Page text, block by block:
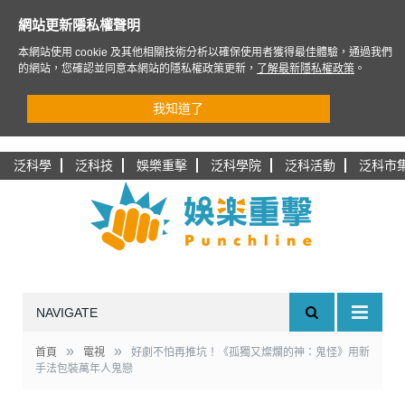
泛科學 泛科技 娛樂重擊 泛科學院 泛科活動 泛科市
NAVIGATE
首頁 » 電視 »
好劇不怕再推坑！《孤獨又燦爛的神：鬼怪》用新
手法包裝萬年人鬼戀
網站更新隱私權聲明
本網站使用 cookie 及其他相關技術分析以確保使用者獲得最佳體驗，通過我們
的網站，您確認並同意本網站的隱私權政策更新，
了解最新隱私權政策 。
我知道了